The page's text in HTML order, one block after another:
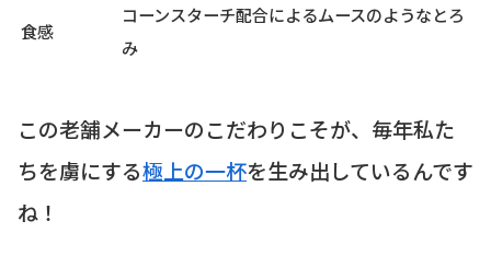
食感
コーンスターチ配合によるムースのようなとろ
み
この老舗メーカーのこだわりこそが、毎年私た
ちを虜にする極上の一杯を生み出しているんです
ね！